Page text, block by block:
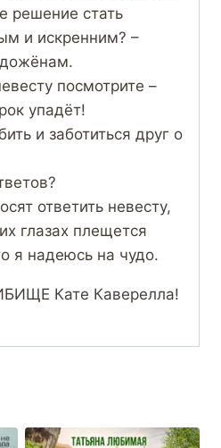
решение стать
и искренним? –
посмотрите –
упадёт!
и заботиться друг о
ответить невесту,
глазах плещется
я надеюсь на чудо.
Кате Каверелла!